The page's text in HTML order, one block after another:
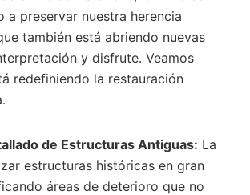
a preservar nuestra herencia
también está abriendo nuevas
y disfrute. Veamos
redefiniendo la restauración
de Estructuras Antiguas: La
estructuras históricas en gran
áreas de deterioro que no